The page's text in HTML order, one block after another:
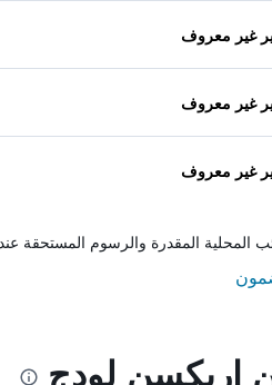
غير معروف
غير معروف
غير معروف
المحلية المقدرة والرسوم المستحقة
إريكسن لودج